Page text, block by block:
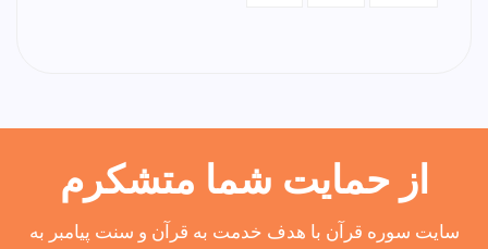
از حمایت شما متشکرم
سایت سوره قرآن با هدف خدمت به قرآن و سنت پیامبر به